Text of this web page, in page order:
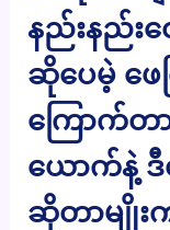
နည်းနည်း
ဆိုပေမဲ့ ဖေ
ကြောက်တ
ယောက်နဲ့
ဆိုတာမျိုး